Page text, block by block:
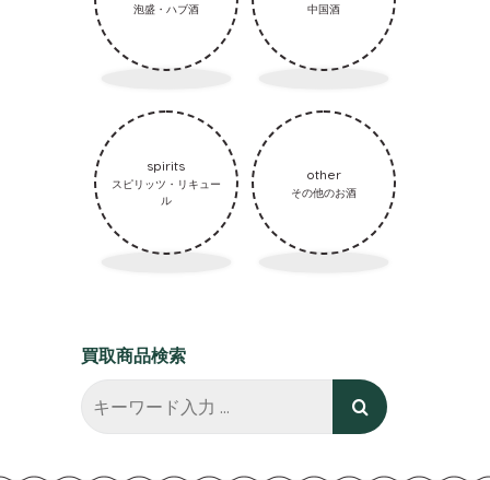
泡盛・ハブ酒 中国酒
spirits
スピリッツ・リキュー
ル
other
その他のお酒
買取商品検索